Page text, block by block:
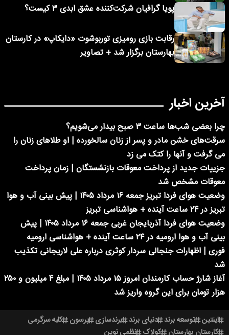
پویا گرافیان شرکت‌کننده عشق ابدی ۳ کیست؟
رقابت بازی رومیزی توربوشوت «دایکاپ» در کارستان
بهارستان برگزار شد + تصاویر
آخرین اخبار
چرا بعضی شب‌ها ساعت ۳ صبح بیدار می‌شویم؟
سرقت‌های خشن مادر و پسر از زنان سالخورده | او طلاهای زنان را
می گرفت و آنها را کتک می زد
جزییات جدید از پرداخت معوقات بازنشستگان | زمان پرداخت
معوقات مشخص شد
وضعیت هوای فردا تبریز جمعه ۱۶ مرداد ۱۴۰۵ | پیش بینی آب و هوا
تبریز در ۲۴ ساعت آینده + هواشناسی تبریز
وضعیت هوای فردا آذربایجان غربی جمعه ۱۶ مرداد ۱۴۰۵ | پیش
بینی آب و هوا ارومیه در ۲۴ ساعت آینده + هواشناسی ارومیه
فوری | اظهارات جنجالی سردار کوثری درباره علی لاریجانی تکذیب
شد
آغاز شارژ حساب کارمندان امروز ۱۵ مرداد ۱۴۰۵ | مبلغ ۴ میلیون و ۲۵۰
هزار تومان برای این گروه واریز شد
اینتین توسعه برند دنیای برند برندسازی پرسون کلبه سرگرمی
کارستان بهارستان کولاک نظمی نوین